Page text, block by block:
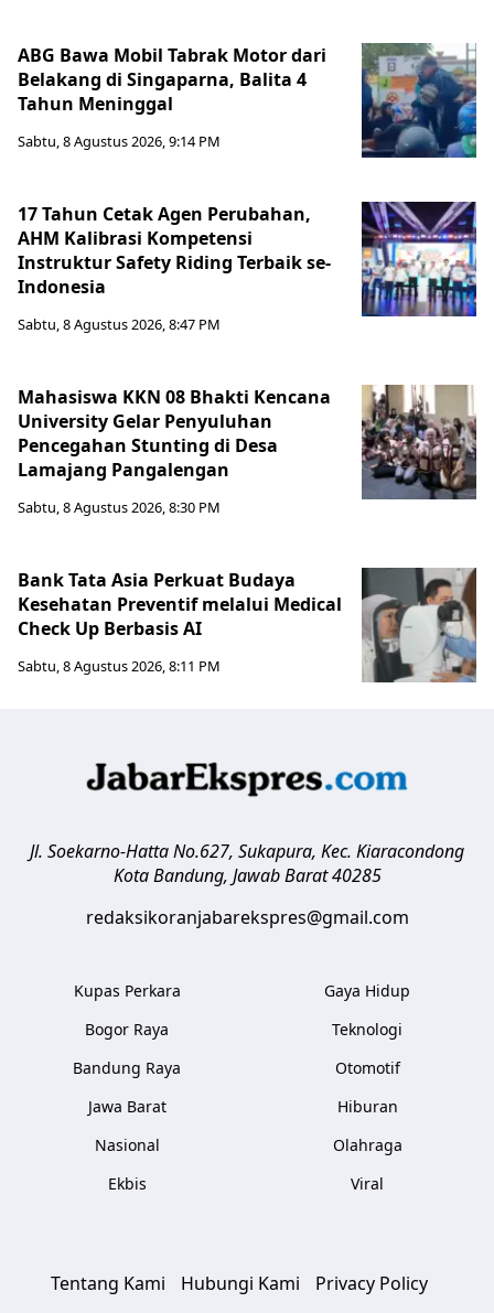
ABG Bawa Mobil Tabrak Motor dari
Belakang di Singaparna, Balita 4
Tahun Meninggal
Sabtu, 8 Agustus 2026, 9:14 PM
17 Tahun Cetak Agen Perubahan,
AHM Kalibrasi Kompetensi
Instruktur Safety Riding Terbaik se-
Indonesia
Sabtu, 8 Agustus 2026, 8:47 PM
Mahasiswa KKN 08 Bhakti Kencana
University Gelar Penyuluhan
Pencegahan Stunting di Desa
Lamajang Pangalengan
Sabtu, 8 Agustus 2026, 8:30 PM
Bank Tata Asia Perkuat Budaya
Kesehatan Preventif melalui Medical
Check Up Berbasis AI
Sabtu, 8 Agustus 2026, 8:11 PM
Jl. Soekarno-Hatta No.627, Sukapura, Kec. Kiaracondong
Kota Bandung, Jawab Barat 40285
redaksikoranjabarekspres@gmail.com
Kupas Perkara
Bogor Raya
Bandung Raya
Jawa Barat
Nasional
Ekbis
Gaya Hidup
Teknologi
Otomotif
Hiburan
Olahraga
Viral
Tentang Kami Hubungi Kami
Privacy Policy